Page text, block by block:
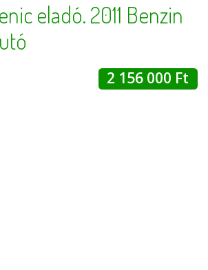
eladó. 2011 Benzin
2 156 000 Ft